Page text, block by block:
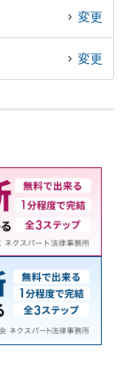
変更
変更